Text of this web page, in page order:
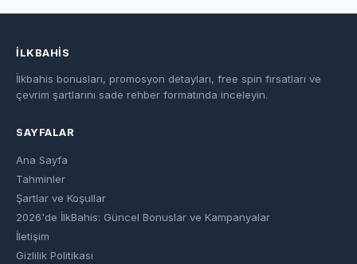
İLKBAHIS
İlkbahis bonusları, promosyon detayları, free spin fırsatları ve
çevrim şartlarını sade rehber formatında inceleyin.
SAYFALAR
Ana Sayfa
Tahminler
Şartlar ve Koşullar
2026'de İlkBahis: Güncel Bonuslar ve Kampanyalar
İletişim
Gizlilik Politikası